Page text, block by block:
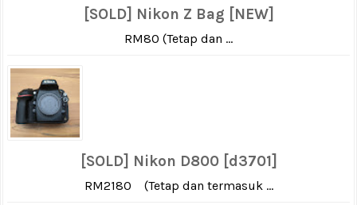
[SOLD] Nikon Z Bag [NEW]
RM80 (Tetap dan ...
[SOLD] Nikon D800 [d3701]
RM2180 (Tetap dan termasuk ...